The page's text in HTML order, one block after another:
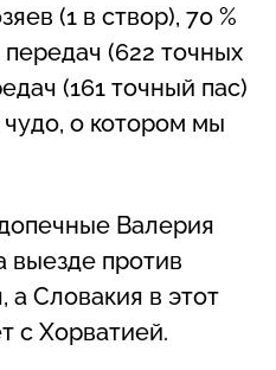
(1 в створ), 70 %
(622 точных
(161 точный пас)
о котором мы
Валерия
выезде против
а Словакия в этот
с Хорватией.